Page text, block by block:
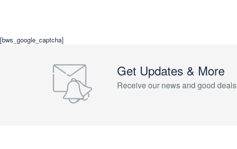
[bws_google_captcha]
Get Updates & More
Receive our news and good deals